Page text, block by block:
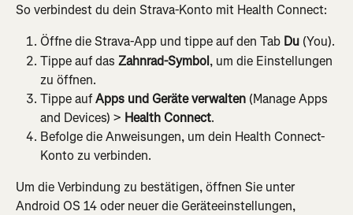
So verbindest du dein Strava-Konto mit Health Connect:
Öffne die Strava-App und tippe auf den Tab Du (You).
Tippe auf das Zahnrad-Symbol, um die Einstellungen
zu öffnen.
Tippe auf Apps und Geräte verwalten (Manage Apps
and Devices) > Health Connect.
Befolge die Anweisungen, um dein Health Connect-
Konto zu verbinden.
Um die Verbindung zu bestätigen, öffnen Sie unter
Android OS 14 oder neuer die Geräteeinstellungen,